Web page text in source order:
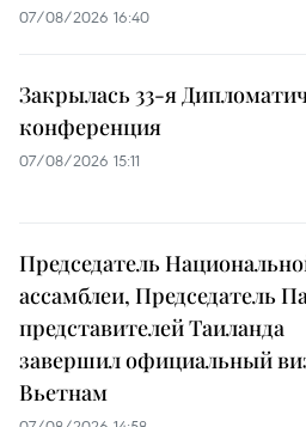
07/08/2026 16:40
Закрылась 33-я
конференция
07/08/2026 15:11
Председатель
ассамблеи, Председатель
представителей Таиланда
завершил официальный
Вьетнам